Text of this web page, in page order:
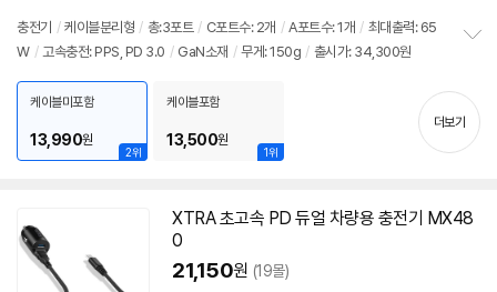
뷰
충전기 / 케이블분리형 / 총:3포트 / C포트수: 2개 / A포트수: 1개 / 최대출력: 65
W / 고속충전: PPS, PD 3.0 / GaN소재 / 무게: 150g / 출시가: 34,300원
치
기
2위
케이블미포함
13,990원
1위
케이블포함
13,500원
더보기
XTRA 초고속 PD 듀얼 차량용 충전기 MX48
0
21,150원 (19몰)